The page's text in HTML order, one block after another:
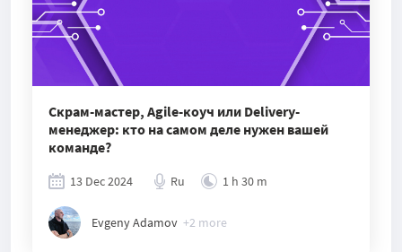
Скрам-мастер, Agile-коуч или Delivery-
менеджер: кто на самом деле нужен вашей
команде?
13 Dec 2024 Ru 1 h 30 m
Evgeny Adamov +2 more